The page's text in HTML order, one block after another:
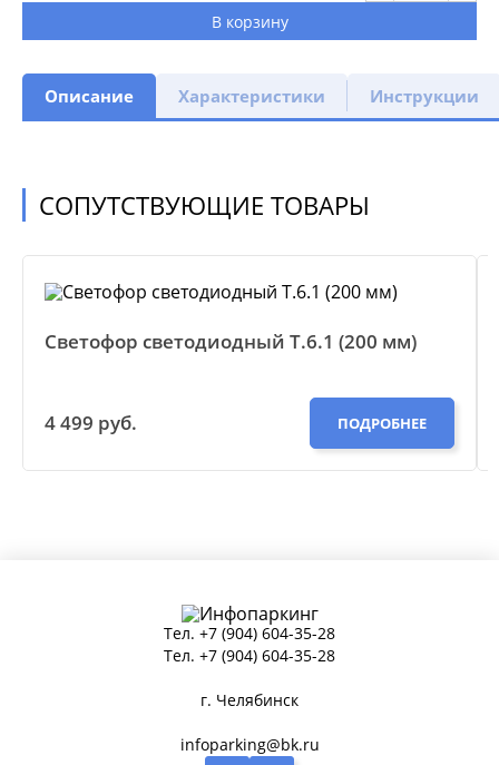
В корзину
Описание Характеристики Инструкции
СОПУТСТВУЮЩИЕ ТОВАРЫ
Светофор светодиодный Т.6.1 (200 мм)
4 499 руб. ПОДРОБНЕЕ
Тел. +7 (904) 604-35-28
Тел. +7 (904) 604-35-28
г. Челябинск
infoparking@bk.ru